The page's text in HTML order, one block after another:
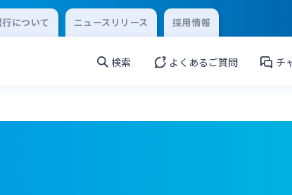
について ニュースリリース 採用情報
検索 よくあるご質問 チ